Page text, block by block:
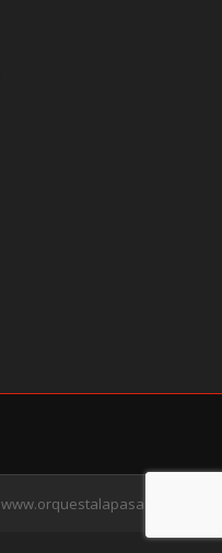
www.orquestalapasarela.es